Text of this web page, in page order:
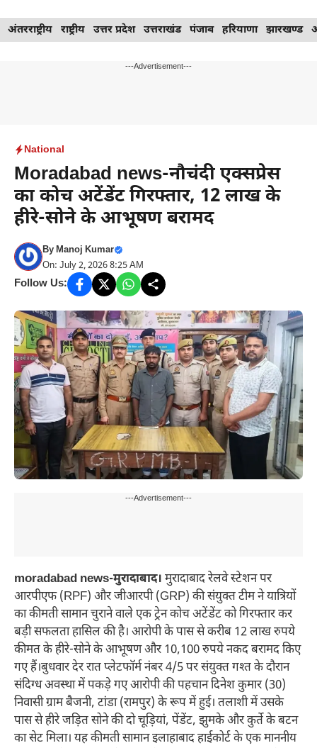
Skip
to
अंतरराष्ट्रीय राष्ट्रीय उत्तर प्रदेश उत्तराखंड पंजाब हरियाणा झारखण्ड
---Advertisement---
National
Moradabad news-नौचंदी एक्सप्रेस
का कोच अटेंडेंट गिरफ्तार, 12 लाख के
हीरे-सोने के आभूषण बरामद
ByManoj Kumar
On: July 2, 2026 8:25 AM
Follow Us:
---Advertisement---
moradabad news-मुरादाबाद। मुरादाबाद रेलवे स्टेशन पर
आरपीएफ (RPF) और जीआरपी (GRP) की संयुक्त टीम ने यात्रियों
का कीमती सामान चुराने वाले एक ट्रेन कोच अटेंडेंट को गिरफ्तार कर
बड़ी सफलता हासिल की है। आरोपी के पास से करीब 12 लाख रुपये
कीमत के हीरे-सोने के आभूषण और 10,100 रुपये नकद बरामद किए
गए हैं।बुधवार देर रात प्लेटफॉर्म नंबर 4/5 पर संयुक्त गश्त के दौरान
संदिग्ध अवस्था में पकड़े गए आरोपी की पहचान दिनेश कुमार (30)
निवासी ग्राम बैजनी, टांडा (रामपुर) के रूप में हुई। तलाशी में उसके
पास से हीरे जड़ित सोने की दो चूड़ियां, पेंडेंट, झुमके और कुर्ते के बटन
का सेट मिला। यह कीमती सामान इलाहाबाद हाईकोर्ट के एक माननीय